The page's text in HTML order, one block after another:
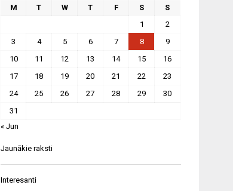
M T W T F S
S
1
2
3
4 5 6 7 8
9
10
11 12 13 14 15
16
17
18 19 20 21 22
23
24
25 26 27 28 29
30
31
« Jun
Jaunākie raksti
Interesanti